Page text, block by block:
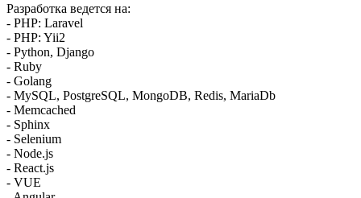
Разработка ведется на:
- PHP: Laravel
- PHP: Yii2
- Python, Django
- Ruby
- Golang
- MySQL, PostgreSQL, MongoDB, Redis, MariaDb
- Memcached
- Sphinx
- Selenium
- Node.js
- React.js
- VUE